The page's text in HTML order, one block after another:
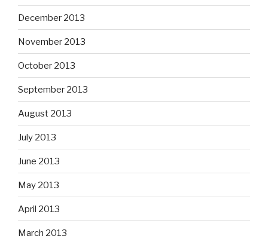
December 2013
November 2013
October 2013
September 2013
August 2013
July 2013
June 2013
May 2013
April 2013
March 2013